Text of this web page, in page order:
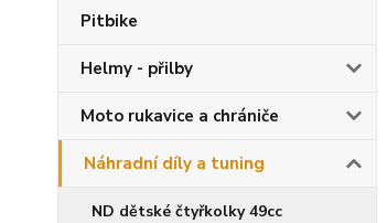
Pitbike
Helmy - přilby
Moto rukavice a chrániče
Náhradní díly a tuning
ND dětské čtyřkolky 49cc